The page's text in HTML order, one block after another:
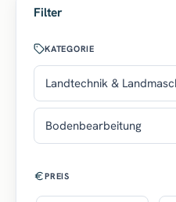
Filter
KATEGORIE
Landtechnik &
Bodenbearbeitung
PREIS